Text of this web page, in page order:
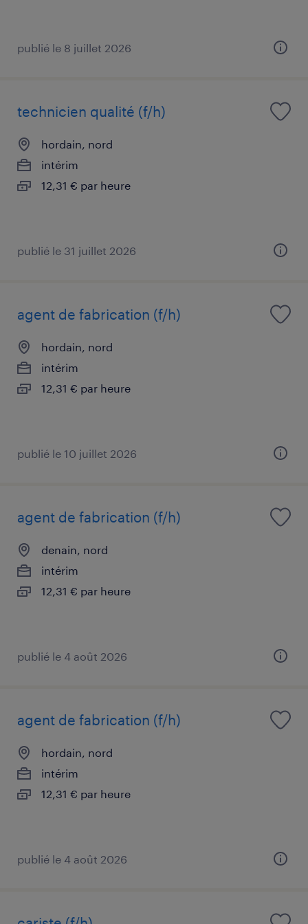
publié le 8 juillet 2026
technicien qualité (f/h)
hordain, nord
intérim
12,31 € par heure
publié le 31 juillet 2026
agent de fabrication (f/h)
hordain, nord
intérim
12,31 € par heure
publié le 10 juillet 2026
agent de fabrication (f/h)
denain, nord
intérim
12,31 € par heure
publié le 4 août 2026
agent de fabrication (f/h)
hordain, nord
intérim
12,31 € par heure
publié le 4 août 2026